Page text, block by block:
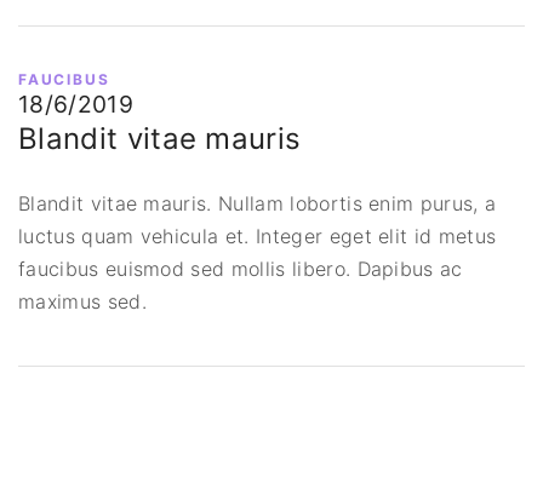
FAUCIBUS
18/6/2019
Blandit vitae mauris
Blandit vitae mauris. Nullam lobortis enim purus, a
luctus quam vehicula et. Integer eget elit id metus
faucibus euismod sed mollis libero. Dapibus ac
maximus sed.